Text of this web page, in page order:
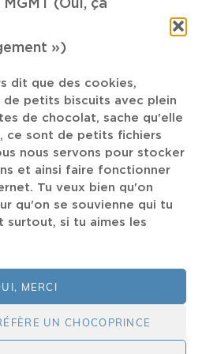
(Oui, ça
»)
dit que des cookies,
petits biscuits avec plein
de chocolat, sache qu'elle
ce sont de petits fichiers
nous servons pour stocker
et ainsi faire fonctionner
Tu veux bien qu'on
qu'on se souvienne qui tu
surtout, si tu aimes les
MERCI
UN CHOCOPRINCE
spotify
on Wax
Ren séries Leuven
Afsky Darren Aronofski
Chierici Feist Hope Sandoval